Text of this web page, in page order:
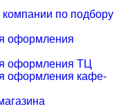
по подбору
оформления
оформления ТЦ
оформления кафе-